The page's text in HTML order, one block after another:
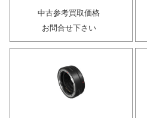
中古参考買取価格
お問合せ下さい